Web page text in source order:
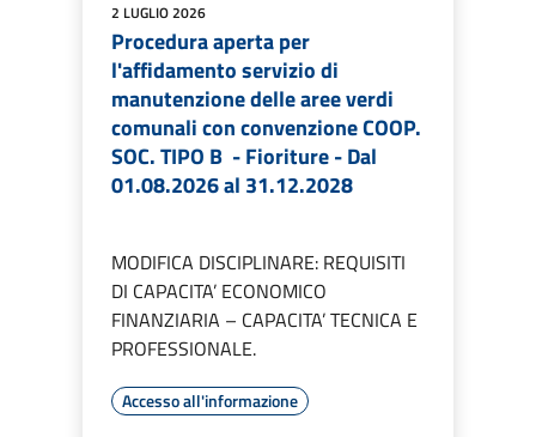
2 LUGLIO 2026
Procedura aperta per
l'affidamento servizio di
manutenzione delle aree verdi
comunali con convenzione COOP.
SOC. TIPO B - Fioriture - Dal
01.08.2026 al 31.12.2028
MODIFICA DISCIPLINARE: REQUISITI
DI CAPACITA’ ECONOMICO
FINANZIARIA – CAPACITA’ TECNICA E
PROFESSIONALE.
Accesso all'informazione